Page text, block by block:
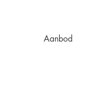
Aanbod